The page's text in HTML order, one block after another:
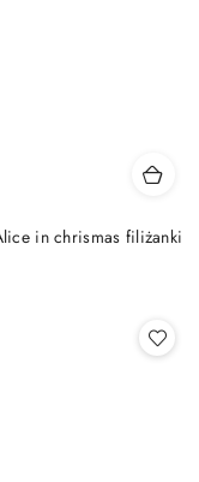
in chrismas filiżanki